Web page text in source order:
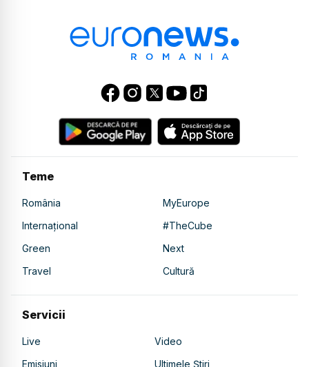
Teme
România
MyEurope
Internațional
#TheCube
Green
Next
Travel
Cultură
Servicii
Live
Video
Emisiuni
Ultimele Știri